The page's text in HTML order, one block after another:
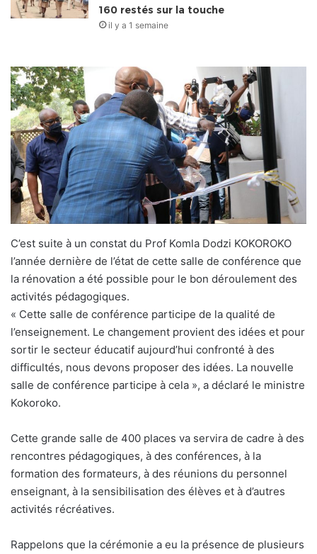
160 restés sur la touche
il y a 1 semaine
C’est suite à un constat du Prof Komla Dodzi KOKOROKO
l’année dernière de l’état de cette salle de conférence que
la rénovation a été possible pour le bon déroulement des
activités pédagogiques.
« Cette salle de conférence participe de la qualité de
l’enseignement. Le changement provient des idées et pour
sortir le secteur éducatif aujourd’hui confronté à des
difficultés, nous devons proposer des idées. La nouvelle
salle de conférence participe à cela », a déclaré le ministre
Kokoroko.
Cette grande salle de 400 places va servira de cadre à des
rencontres pédagogiques, à des conférences, à la
formation des formateurs, à des réunions du personnel
enseignant, à la sensibilisation des élèves et à d’autres
activités récréatives.
Rappelons que la cérémonie a eu la présence de plusieurs